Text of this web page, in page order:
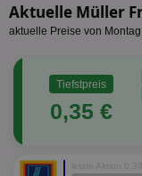
Aktuelle Müller
aktuelle Preise von
Tiefstpreis
0,35 €
letzte Aktion